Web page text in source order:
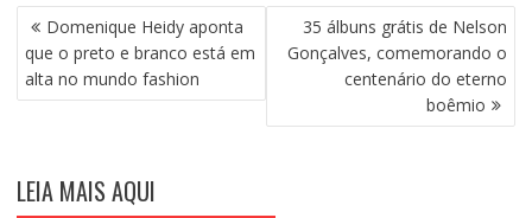
N
A
V
E
Ç
Ã
Domenique Heidy aponta
que o preto e branco está em
alta no mundo fashion
35 álbuns grátis de Nelson
Gonçalves, comemorando o
centenário do eterno
boêmio
LEIA MAIS AQUI